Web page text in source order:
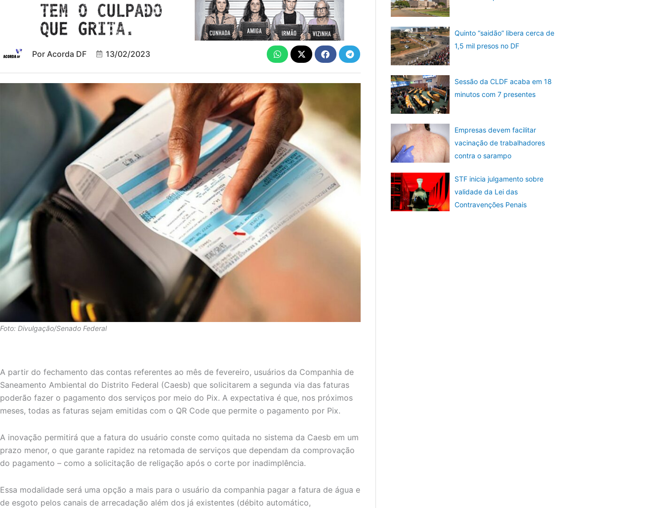
Por Acorda DF 13/02/2023
Foto: Divulgação/Senado Federal
A partir do fechamento das contas referentes ao mês de fevereiro, usuários da Companhia de
Saneamento Ambiental do Distrito Federal (Caesb) que solicitarem a segunda via das faturas
poderão fazer o pagamento dos serviços por meio do Pix. A expectativa é que, nos próximos
meses, todas as faturas sejam emitidas com o QR Code que permite o pagamento por Pix.
A inovação permitirá que a fatura do usuário conste como quitada no sistema da Caesb em um
prazo menor, o que garante rapidez na retomada de serviços que dependam da comprovação
do pagamento – como a solicitação de religação após o corte por inadimplência.
Essa modalidade será uma opção a mais para o usuário da companhia pagar a fatura de água e
de esgoto pelos canais de arrecadação além dos já existentes (débito automático,
Quinto “saidão” libera cerca de
1,5 mil presos no DF
Sessão da CLDF acaba em 18
minutos com 7 presentes
Empresas devem facilitar
vacinação de trabalhadores
contra o sarampo
STF inicia julgamento sobre
validade da Lei das
Contravenções Penais